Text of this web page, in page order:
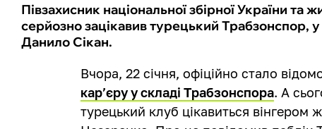
Півзахисник національної збірної України
серйозно зацікавив турецький Трабзонспор,
Данило Сікан.
Вчора, 22 січня, офіційно стало
кар’єру у складі Трабзонспора. А
турецький клуб цікавиться